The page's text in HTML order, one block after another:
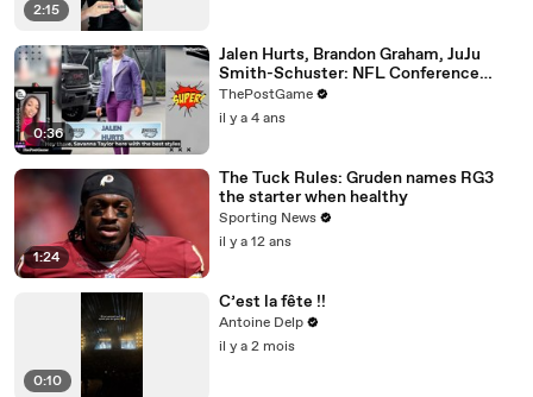
2:15
0:36
Jalen Hurts, Brandon Graham, JuJu
Smith-Schuster: NFL Conference
Championship Fashion Winners
ThePostGame
il y a 4 ans
1:24
The Tuck Rules: Gruden names RG3
the starter when healthy
Sporting News
il y a 12 ans
0:10
C’est la fête !!
Antoine Delp
il y a 2 mois